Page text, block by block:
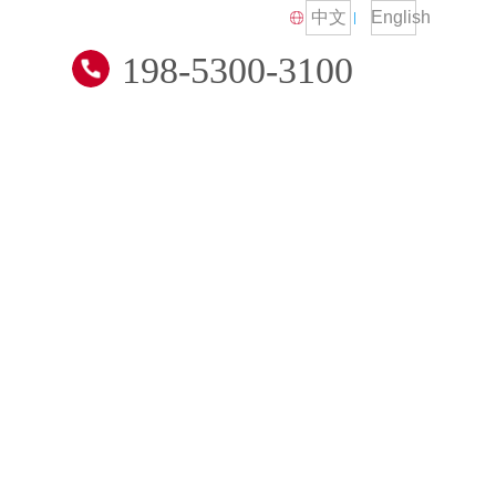
中文 English
198-5300-3100